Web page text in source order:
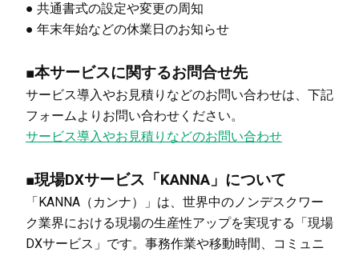
● 共通書式の設定や変更の周知
● 年末年始などの休業日のお知らせ
■本サービスに関するお問合せ先
サービス導入やお見積りなどのお問い合わせは、下記
フォームよりお問い合わせください。
サービス導入やお見積りなどのお問い合わせ
■現場DXサービス「KANNA」について
「KANNA（カンナ）」は、世界中のノンデスクワー
ク業界における現場の生産性アップを実現する「現場
DXサービス」です。事務作業や移動時間、コミュニ